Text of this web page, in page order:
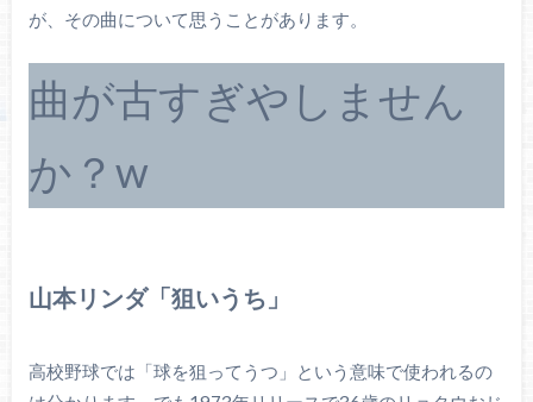
が、その曲について思うことがあります。
曲が古すぎやしません
か？w
山本リンダ「狙いうち」
高校野球では「球を狙ってうつ」という意味で使われるの